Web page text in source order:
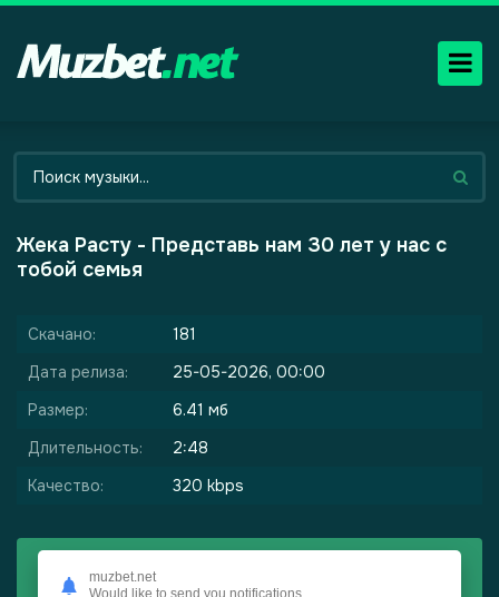
Жека Расту - Представь нам 30 лет у нас с
тобой семья
Скачано:
181
Дата релиза:
25-05-2026, 00:00
Размер:
6.41 мб
Длительность:
2:48
Качество:
320 kbps
muzbet.net